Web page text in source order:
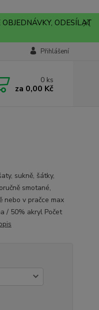
ODESÍLAT
Přihlášení
0 ks
za 0,00 Kč
sukně, šátky,
smotané,
nebo v pračce max
/ 50% akryl Počet